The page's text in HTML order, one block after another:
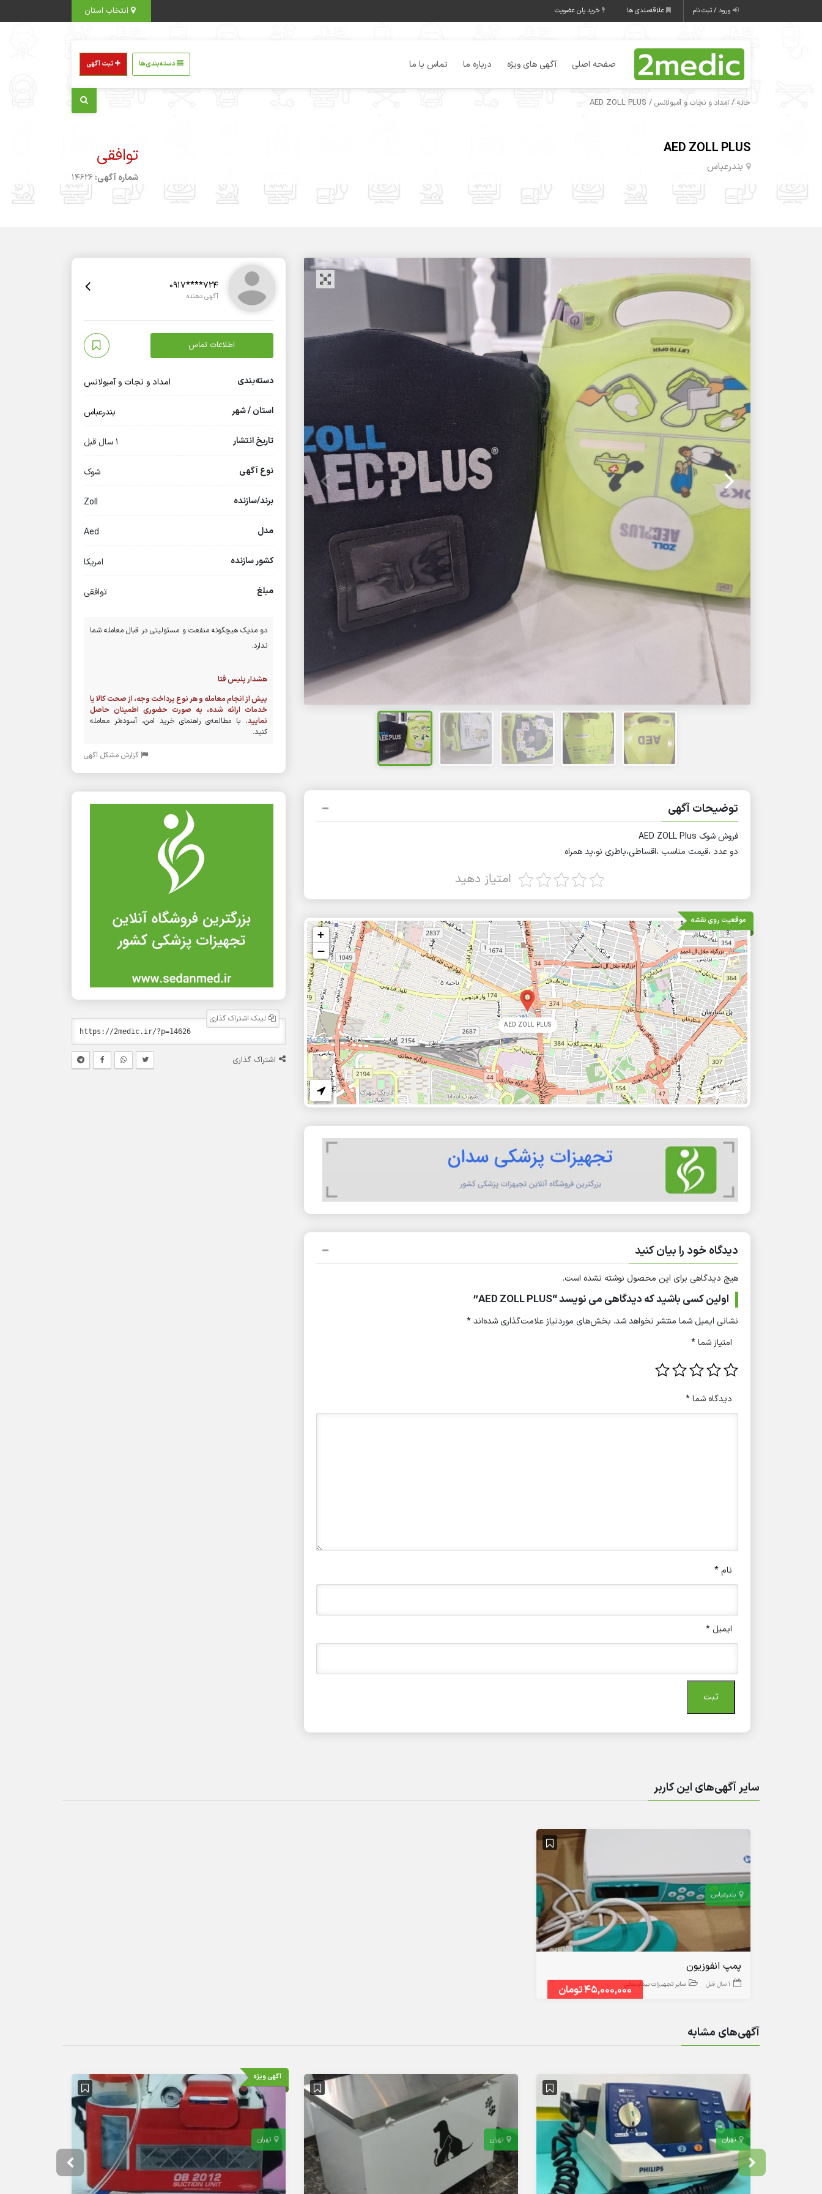
ورود / ثبت نام علاقه‌مندی ها خرید پلن عضویت
صفحه اصلی آگهی های ویژه درباره ما تماس با ما دسته‌بندی‌ها ثبت آگهی
خانه / امداد و نجات و آمبولانس / AED ZOLL PLUS
AED ZOLL PLUS
بندرعباس توافقی
شماره آگهی:14626
توضیحات آگهی
فروش شوک AED ZOLL Plus
دو عدد ،قیمت مناسب ،اقساطی،باطری نو،پد همراه
امتیاز دهید
موقعیت روی نقشه
AED ZOLL PLUS
+
−
دیدگاه خود را بیان کنید
هیچ دیدگاهی برای این محصول نوشته نشده است.
اولین کسی باشید که دیدگاهی می نویسد “AED ZOLL PLUS”
نشانی ایمیل شما منتشر نخواهد شد. بخش‌های موردنیاز علامت‌گذاری شده‌اند*
امتیاز شما*
دیدگاه شما*
نام*
ایمیل *
0917****724
آگهی دهنده
اطلاعات تماس
دسته‌بندی امداد و نجات و آمبولانس
استان / شهر بندرعباس
تاریخ انتشار 1 سال قبل
نوع آگهی شوک
برند/سازنده Zoll
مدل Aed
کشور سازنده امریکا
مبلغ توافقی
دو مدیک هیچگونه منفعت و مسئولیتی در قبال معامله شما
ندارد.
هشدار پلیس فتا
پیش از انجام معامله و هر نوع پرداخت وجه، از صحت کالا یا
خدمات ارائه شده، به صورت حضوری اطمینان حاصل
نمایید. با مطالعه‌ی راهنمای خرید امن، آسوده‌تر معامله
کنید.
گزارش مشکل آگهی
لینک اشتراک گذاری
اشتراک گذاری
سایر آگهی‌های این کاربر
بندرعباس
45,000,000 تومان
پمپ انفوزیون
1 سال قبل سایر تجهیزات بیمارستانی
آگهی‌های مشابه
تهران تهران
آگهی ویژه
تهران